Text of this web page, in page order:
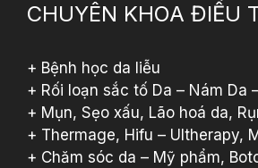
CHUYÊN KHOA ĐIỀU
+ Bệnh học da liễu
+ Rối loạn sắc tố Da – Nám Da
+ Mụn, Sẹo xấu, Lão hoá da,
+ Thermage, Hifu – Ultherapy,
+ Chăm sóc da – Mỹ phẩm,